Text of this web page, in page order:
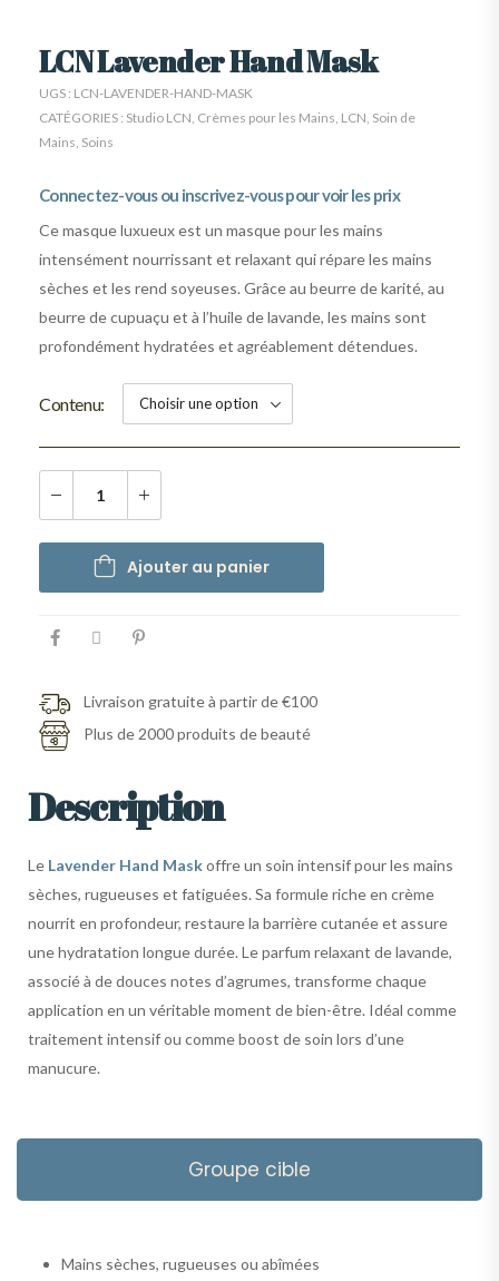
LCN Lavender Hand Mask
UGS : LCN-LAVENDER-HAND-MASK
CATÉGORIES : Studio LCN Crèmes pour les Mains LCN Soin de
Mains Soins
Connectez-vous ou inscrivez-vous pour voir les prix
Ce masque luxueux est un masque pour les mains
intensément nourrissant et relaxant qui répare les mains
sèches et les rend soyeuses. Grâce au beurre de karité, au
beurre de cupuaçu et à l’huile de lavande, les mains sont
profondément hydratées et agréablement détendues.
Contenu
Ajouter au panier
Livraison gratuite à partir de €100
Plus de 2000 produits de beauté
Description
Le Lavender Hand Maskoffre un soin intensif pour les mains
sèches, rugueuses et fatiguées. Sa formule riche en crème
nourrit en profondeur, restaure la barrière cutanée et assure
une hydratation longue durée. Le parfum relaxant de lavande,
associé à de douces notes d’agrumes, transforme chaque
application en un véritable moment de bien-être. Idéal comme
traitement intensif ou comme boost de soin lors d’une
manucure.
Groupe cible
Mains sèches, rugueuses ou abîmées